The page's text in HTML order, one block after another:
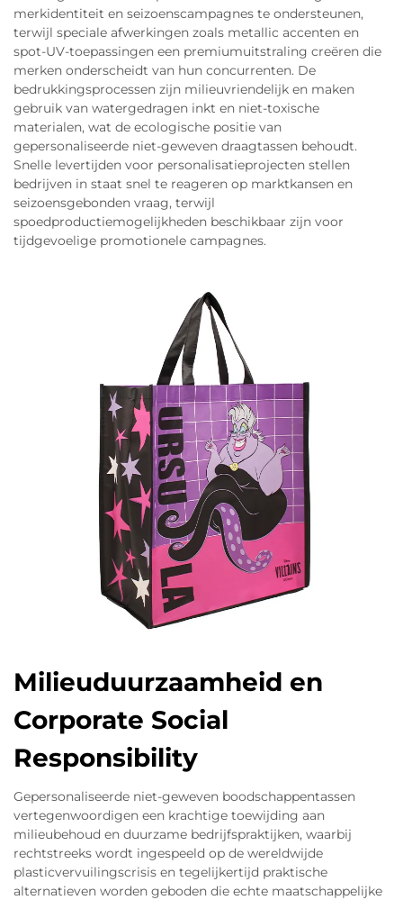
merkidentiteit en seizoenscampagnes te ondersteunen,
terwijl speciale afwerkingen zoals metallic accenten en
spot-UV-toepassingen een premiumuitstraling creëren die
merken onderscheidt van hun concurrenten. De
bedrukkingsprocessen zijn milieuvriendelijk en maken
gebruik van watergedragen inkt en niet-toxische
materialen, wat de ecologische positie van
gepersonaliseerde niet-geweven draagtassen behoudt.
Snelle levertijden voor personalisatieprojecten stellen
bedrijven in staat snel te reageren op marktkansen en
seizoensgebonden vraag, terwijl
spoedproductiemogelijkheden beschikbaar zijn voor
tijdgevoelige promotionele campagnes.
Milieuduurzaamheid en
Corporate Social
Responsibility
Gepersonaliseerde niet-geweven boodschappentassen
vertegenwoordigen een krachtige toewijding aan
milieubehoud en duurzame bedrijfspraktijken, waarbij
rechtstreeks wordt ingespeeld op de wereldwijde
plasticvervuilingscrisis en tegelijkertijd praktische
alternatieven worden geboden die echte maatschappelijke